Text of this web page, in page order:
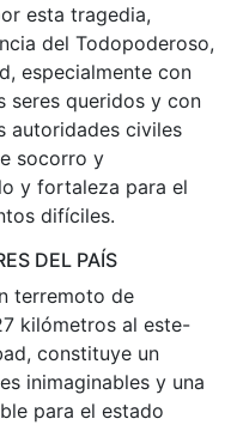
esta tragedia,
del Todopoderoso,
especialmente con
seres queridos y con
autoridades civiles
socorro y
y fortaleza para el
difíciles.
DEL PAÍS
terremoto de
kilómetros al este-
constituye un
inimaginables y una
para el estado